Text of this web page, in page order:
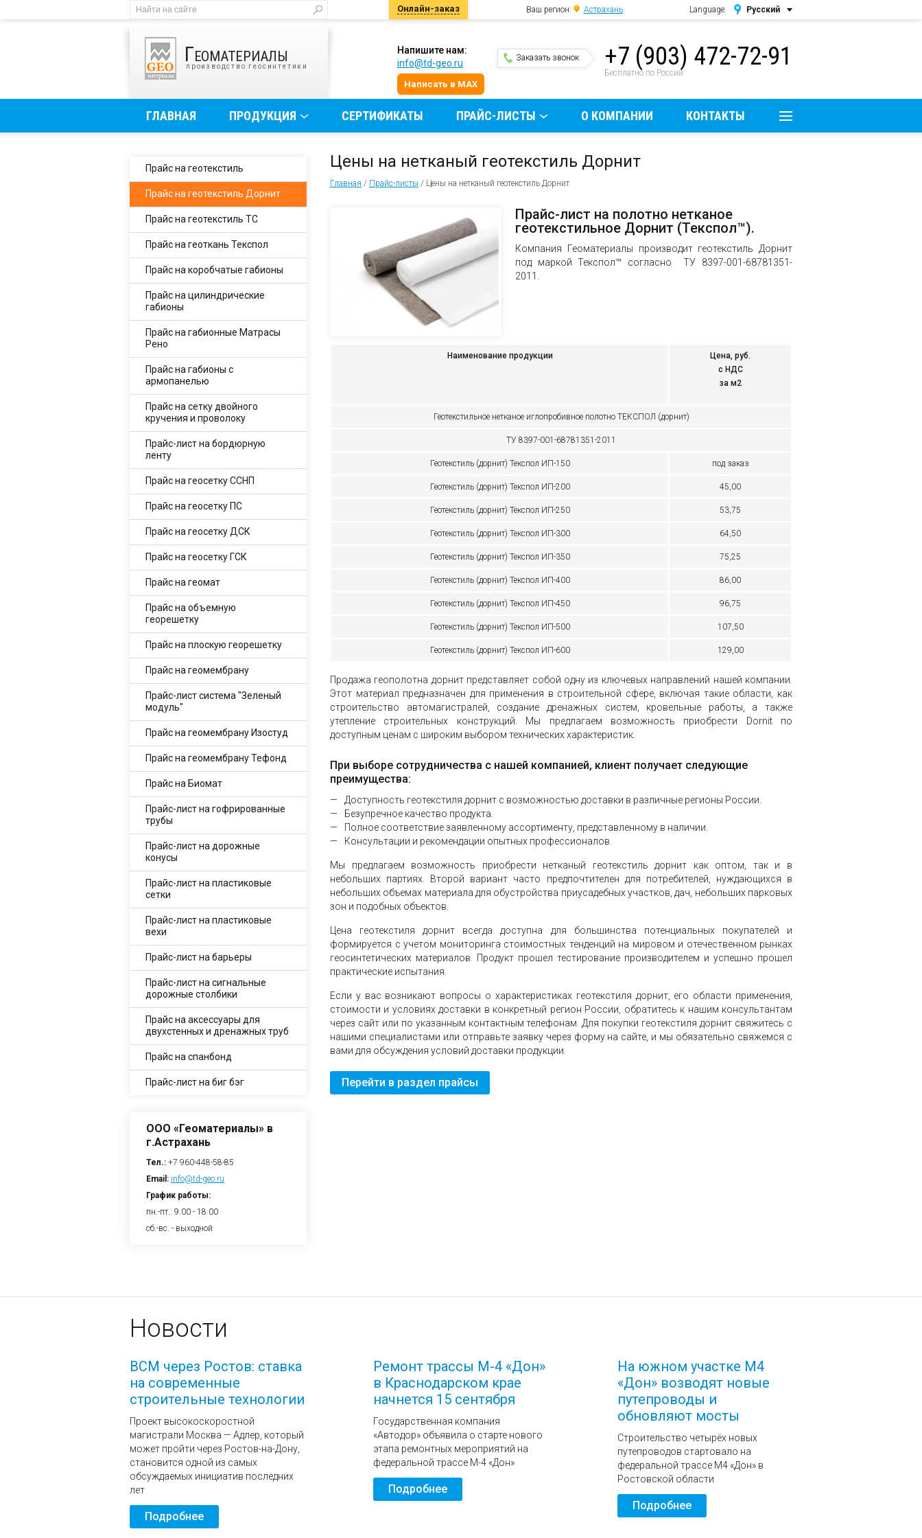
Онлайн-заказ Ваш регион: Астрахань Language: Русский
English
+7 (903) 472-72-91
Бесплатно по России
Заказать звонок
Напишите нам:
info@td-geo.ru
Написать в MAX
Геоматериалы
производство геосинтетики
ГЛАВНАЯ ПРОДУКЦИЯ СЕРТИФИКАТЫ ПРАЙС-ЛИСТЫ О КОМПАНИИ КОНТАКТЫ
Цены на нетканый геотекстиль Дорнит
Главная / Прайс-листы / Цены на нетканый геотекстиль Дорнит
Прайс-лист на полотно нетканое
геотекстильное Дорнит (Текспол™).
Компания Геоматериалы производит геотекстиль Дорнит
под маркой Текспол™ согласно ТУ 8397-001-68781351-
2011.
Наименование продукции
Цена, руб.
с НДС
за м2
Геотекстильное нетканое иглопробивное полотно ТЕКСПОЛ (дорнит)
ТУ 8397-001-68781351-2011
Геотекстиль (дорнит) Текспол ИП-150 под заказ
Геотекстиль (дорнит) Текспол ИП-200 45,00
Геотекстиль (дорнит) Текспол ИП-250 53,75
Геотекстиль (дорнит) Текспол ИП-300 64,50
Геотекстиль (дорнит) Текспол ИП-350 75,25
Геотекстиль (дорнит) Текспол ИП-400 86,00
Геотекстиль (дорнит) Текспол ИП-450 96,75
Геотекстиль (дорнит) Текспол ИП-500 107,50
Геотекстиль (дорнит) Текспол ИП-600 129,00
Продажа геополотна дорнит представляет собой одну из ключевых направлений нашей компании.
Этот материал предназначен для применения в строительной сфере, включая такие области, как
строительство автомагистралей, создание дренажных систем, кровельные работы, а также
утепление строительных конструкций. Мы предлагаем возможность приобрести Dornit по
доступным ценам с широким выбором технических характеристик.
При выборе сотрудничества с нашей компанией, клиент получает следующие
преимущества:
Доступность геотекстиля дорнит с возможностью доставки в различные регионы России.
Безупречное качество продукта.
Полное соответствие заявленному ассортименту, представленному в наличии.
Консультации и рекомендации опытных профессионалов.
Мы предлагаем возможность приобрести нетканый геотекстиль дорнит как оптом, так и в
небольших партиях. Второй вариант часто предпочтителен для потребителей, нуждающихся в
небольших объемах материала для обустройства приусадебных участков, дач, небольших парковых
зон и подобных объектов.
Цена геотекстиля дорнит всегда доступна для большинства потенциальных покупателей и
формируется с учетом мониторинга стоимостных тенденций на мировом и отечественном рынках
геосинтетических материалов. Продукт прошел тестирование производителем и успешно прошел
практические испытания.
Если у вас возникают вопросы о характеристиках геотекстиля дорнит, его области применения,
стоимости и условиях доставки в конкретный регион России, обратитесь к нашим консультантам
через сайт или по указанным контактным телефонам. Для покупки геотекстиля дорнит свяжитесь с
нашими специалистами или отправьте заявку через форму на сайте, и мы обязательно свяжемся с
вами для обсуждения условий доставки продукции.
Перейти в раздел прайсы
Прайс на геотекстиль
Прайс на геотекстиль Дорнит
Прайс на геотекстиль ТС
Прайс на геоткань Текспол
Прайс на коробчатые габионы
Прайс на цилиндрические
габионы
Прайс на габионные Матрасы
Рено
Прайс на габионы с
армопанелью
Прайс на сетку двойного
кручения и проволоку
Прайс-лист на бордюрную
ленту
Прайс на геосетку ССНП
Прайс на геосетку ПС
Прайс на геосетку ДСК
Прайс на геосетку ГСК
Прайс на геомат
Прайс на объемную
георешетку
Прайс на плоскую георешетку
Прайс на геомембрану
Прайс-лист система "Зеленый
модуль"
Прайс на геомембрану Изостуд
Прайс на геомембрану Тефонд
Прайс на Биомат
Прайс-лист на гофрированные
трубы
Прайс-лист на дорожные
конусы
Прайс-лист на пластиковые
сетки
Прайс-лист на пластиковые
вехи
Прайс-лист на барьеры
Прайс-лист на сигнальные
дорожные столбики
Прайс на аксессуары для
двухстенных и дренажных труб
Прайс на спанбонд
Прайс-лист на биг бэг
ООО «Геоматериалы» в
г.Астрахань
Тел.: +7 960-448-58-85
Email: info@td-geo.ru
График работы:
пн.-пт.: 9.00 - 18.00
сб.-вс. - выходной
Новости
ВСМ через Ростов: ставка
на современные
строительные технологии
Проект высокоскоростной
магистрали Москва — Адлер, который
может пройти через Ростов-на-Дону,
становится одной из самых
обсуждаемых инициатив последних
лет
Подробнее
Ремонт трассы М-4 «Дон»
в Краснодарском крае
начнется 15 сентября
Государственная компания
«Автодор» объявила о старте нового
этапа ремонтных мероприятий на
федеральной трассе М-4 «Дон»
Подробнее
На южном участке М4
«Дон» возводят новые
путепроводы и
обновляют мосты
Строительство четырёх новых
путепроводов стартовало на
федеральной трассе М4 «Дон» в
Ростовской области
Подробнее